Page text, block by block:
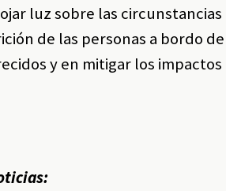
luz sobre las
de las personas a bordo
y en mitigar los